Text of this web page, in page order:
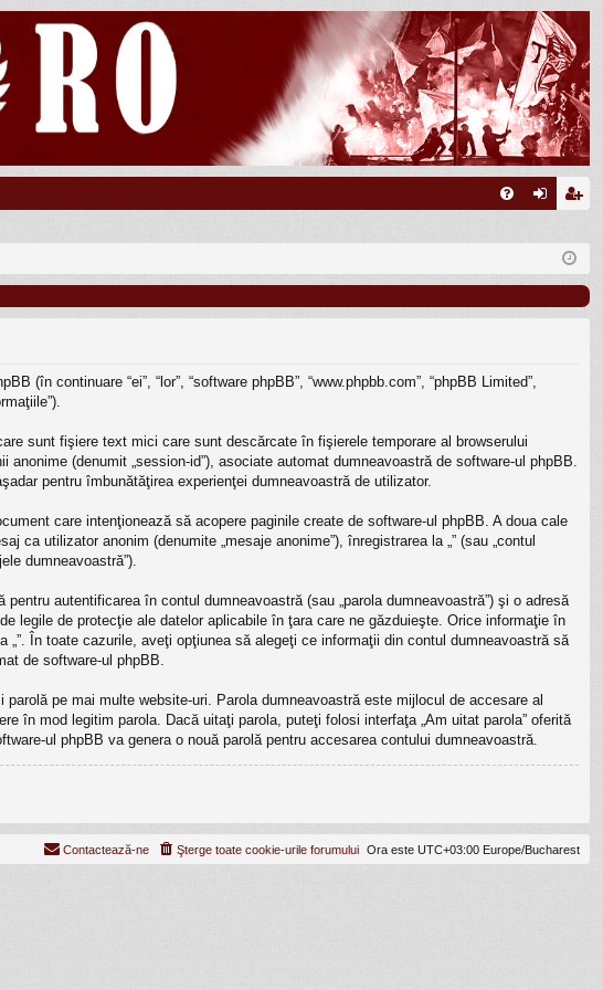
eg
(în continuare “ei”, “lor”, “software phpBB”, “www.phpbb.com”, “phpBB Limited”,
sunt fişiere text mici care sunt descărcate în fişierele temporare al browserului
(denumit „session-id”), asociate automat dumneavoastră de software-ul phpBB.
pentru îmbunătăţirea experienţei dumneavoastră de utilizator.
care intenţionează să acopere paginile create de software-ul phpBB. A doua cale
utilizator anonim (denumite „mesaje anonime”), înregistrarea la „” (sau „contul
dumneavoastră”).
autentificarea în contul dumneavoastră (sau „parola dumneavoastră”) şi o adresă
legile de protecţie ale datelor aplicabile în ţara care ne găzduieşte. Orice informaţie în
În toate cazurile, aveţi opţiunea să alegeţi ce informaţii din contul dumneavoastră să
de software-ul phpBB.
pe mai multe website-uri. Parola dumneavoastră este mijlocul de accesare al
în mod legitim parola. Dacă uitaţi parola, puteţi folosi interfaţa „Am uitat parola” oferită
ul phpBB va genera o nouă parolă pentru accesarea contului dumneavoastră.
Ora este UTC+03:00 Europe/Bucharest
Şterge toate cookie-urile forumului
Contactează-ne